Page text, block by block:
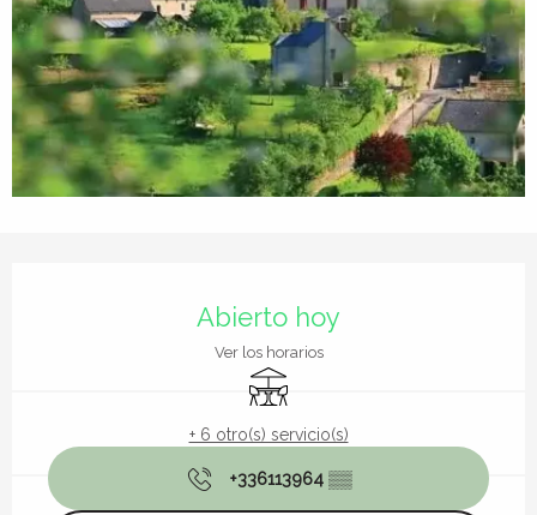
Abierto hoy
Ver los horarios
Terraza
+ 6 otro(s) servicio(s)
+336113964 ▒▒